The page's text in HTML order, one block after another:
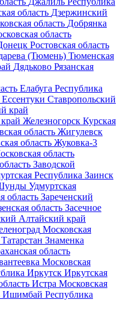
область Дзержинский
область Добрянка
область
Ростовская область
(Тюмень) Тюменская
Дядьково Рязанская
Елабуга Республика
Ессентуки Ставропольский
край
Железногорск Курская
область Жигулевск
область Жуковка-3
область
Заводской
Республика Заинск
Удмуртская
область Зареченский
область Засечное
Алтайский край
Московская
Знаменка
область
Московская
Иркутск Иркутская
Истра Московская
Ишимбай Республика